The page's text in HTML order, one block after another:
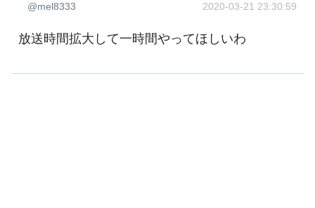
@mel8333 2020-03-21 23:30:59
放送時間拡大して一時間やってほしいわ